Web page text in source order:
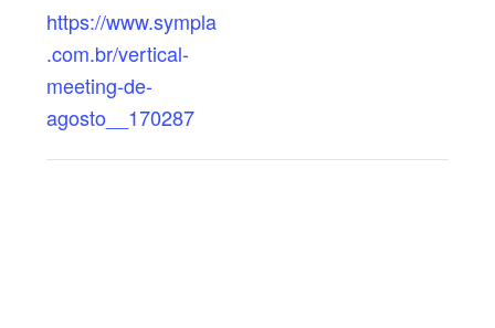
https://www.sympla
.com.br/vertical-
meeting-de-
agosto__170287